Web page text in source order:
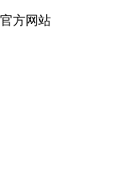
方网站